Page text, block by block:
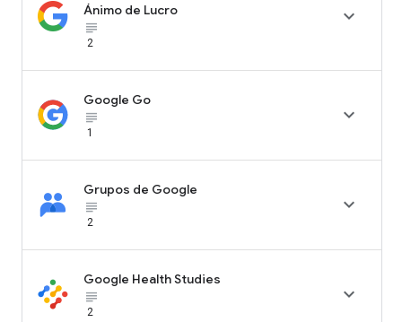
Ánimo de Lucro
subject_black
2

Google Go
subject_black
1

Grupos de Google
subject_black
2

Google Health Studies
subject_black
2
